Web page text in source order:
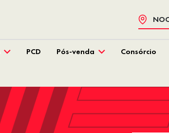
PCD Pós-venda Consórcio